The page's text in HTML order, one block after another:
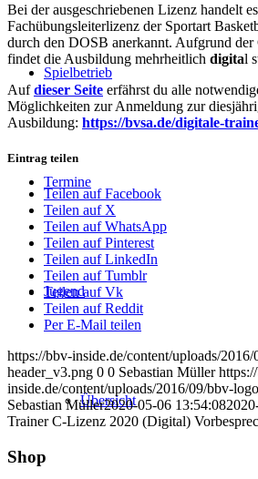
Spielbetrieb
Termine
Jugend
Übersicht
Bei der ausgeschriebenen Lizenz handelt
Fachübungsleiterlizenz der Sportart
durch den DOSB anerkannt. Aufgrund
findet die Ausbildung mehrheitlich digital
Aufdieser Seite erfährst du alle
Möglichkeiten zur Anmeldung zur
Ausbildung: https://bvsa.de/digitale-
Eintrag teilen
Teilen auf Facebook
Teilen auf X
Teilen auf WhatsApp
Teilen auf Pinterest
Teilen auf LinkedIn
Teilen auf Tumblr
Teilen auf Vk
Teilen auf Reddit
Per E-Mail teilen
https://bbv-inside.de/content/uploads/
header_v3.png 0 0 Sebastian Müller
inside.de/content/uploads/2016/09/bbv-
Sebastian Müller2020-05-06 13:54:08
Trainer C-Lizenz 2020 (Digital)
Shop